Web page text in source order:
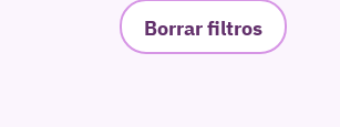
Borrar filtros